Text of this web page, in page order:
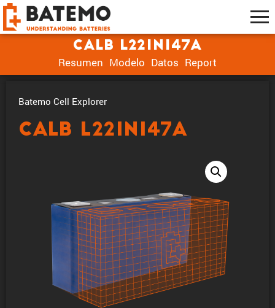
CALB L221N147A
Resumen Modelo Datos Report
Batemo Cell Explorer
CALB L221N147A